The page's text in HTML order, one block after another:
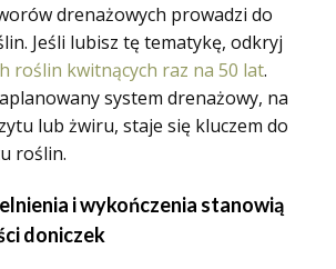
drenażowych prowadzi do
Jeśli lubisz tę tematykę, odkryj
roślin kwitnących raz na 50 lat.
system drenażowy, na
lub żwiru, staje się kluczem do
roślin.
i wykończenia stanowią
doniczek